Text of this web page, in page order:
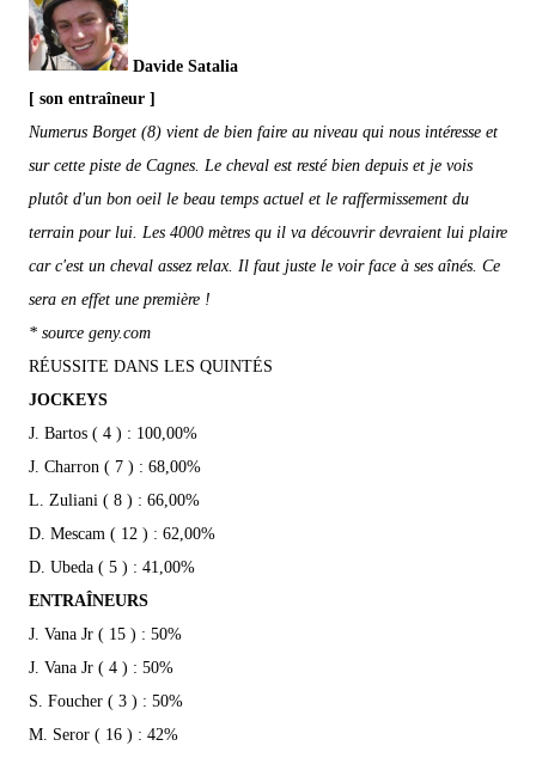
Davide Satalia
[ son entraîneur ]
Numerus Borget (8) vient de bien faire au niveau qui nous intéresse et
sur cette piste de Cagnes. Le cheval est resté bien depuis et je vois
plutôt d'un bon oeil le beau temps actuel et le raffermissement du
terrain pour lui. Les 4000 mètres qu il va découvrir devraient lui plaire
car c'est un cheval assez relax. Il faut juste le voir face à ses aînés. Ce
sera en effet une première !
* source geny.com
RÉUSSITE DANS LES QUINTÉS
JOCKEYS
J. Bartos ( 4 ) : 100,00%
J. Charron ( 7 ) : 68,00%
L. Zuliani ( 8 ) : 66,00%
D. Mescam ( 12 ) : 62,00%
D. Ubeda ( 5 ) : 41,00%
ENTRAÎNEURS
J. Vana Jr ( 15 ) : 50%
J. Vana Jr ( 4 ) : 50%
S. Foucher ( 3 ) : 50%
M. Seror ( 16 ) : 42%